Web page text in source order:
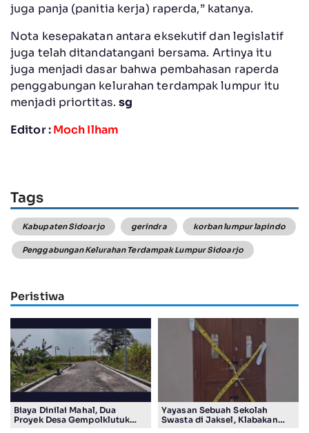
juga panja (panitia kerja) raperda,” katanya.
Nota kesepakatan antara eksekutif dan legislatif
juga telah ditandatangani bersama. Artinya itu
juga menjadi dasar bahwa pembahasan raperda
penggabungan kelurahan terdampak lumpur itu
menjadi priortitas.sg
Editor :Moch Ilham
Tags
Kabupaten Sidoarjo gerindra korban lumpur lapindo
Penggabungan Kelurahan Terdampak Lumpur Sidoarjo
Peristiwa
Biaya Dinilai Mahal, Dua
Proyek Desa Gempolklutuk
Yayasan Sebuah Sekolah
Swasta di Jaksel, Klabakan